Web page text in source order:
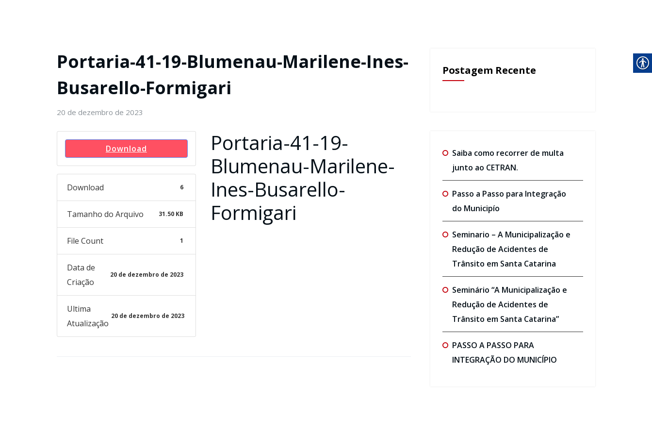
Portaria-41-19-Blumenau-Marilene-Ines-
Busarello-Formigari
20 de dezembro de 2023
Download
Download 6
Tamanho do Arquivo 31.50 KB
File Count 1
Data de
Criação
20 de dezembro de 2023
Ultima
Atualização
20 de dezembro de 2023
Portaria-41-19-
Blumenau-Marilene-
Ines-Busarello-
Formigari
Postagem Recente
Saiba como recorrer de multa
junto ao CETRAN.
Passo a Passo para Integração
do Municipío
Seminario – A Municipalização e
Redução de Acidentes de
Trânsito em Santa Catarina
Seminário “A Municipalização e
Redução de Acidentes de
Trânsito em Santa Catarina”
PASSO A PASSO PARA
INTEGRAÇÃO DO MUNICÍPIO